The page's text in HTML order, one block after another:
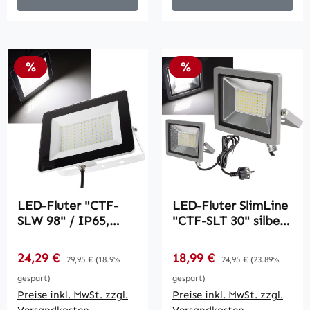
Rabatt
%
LED-Fluter "CTF-
SLW 98" / IP65,
4000K neutralweiß
Verkaufspreis:
24,29 € Regulärer Preis:
29,95 € (18.9%
gespart)
Preise inkl. MwSt. zzgl.
Rabatt
%
LED-Fluter SlimLine
"CTF-SLT 30" silber /
neutralweiß, IP44
Verkaufspreis:
18,99 € Regulärer Preis:
24,95 € (23.89%
gespart)
Preise inkl. MwSt. zzgl.